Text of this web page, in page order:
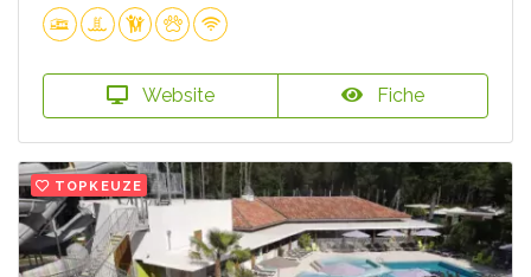
Website Fiche
TOPKEUZE